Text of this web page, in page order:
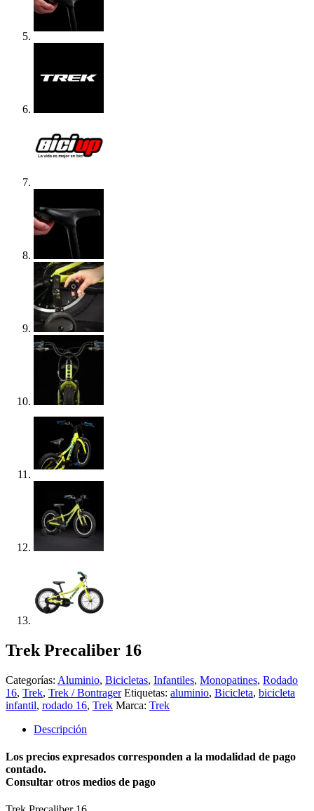
Trek Precaliber 16
Categorías: Aluminio, Bicicletas, Infantiles, Monopatines, Rodado
16, Trek, Trek / Bontrager Etiquetas: aluminio, Bicicleta, bicicleta
infantil, rodado 16, Trek Marca: Trek
Descripción
Los precios expresados corresponden a la modalidad de pago
contado.
Consultar otros medios de pago